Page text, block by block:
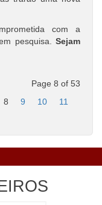
com a
pesquisa. Sejam
Page 8 of 53
8 9 10 11